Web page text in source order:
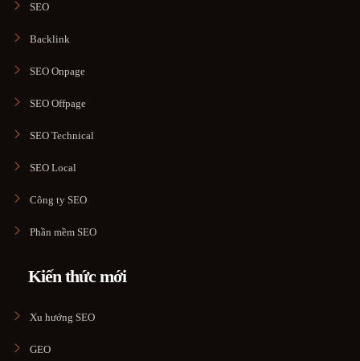
SEO
Backlink
SEO Onpage
SEO Offpage
SEO Technical
SEO Local
Công ty SEO
Phần mềm SEO
Kiến thức mới
Xu hướng SEO
GEO